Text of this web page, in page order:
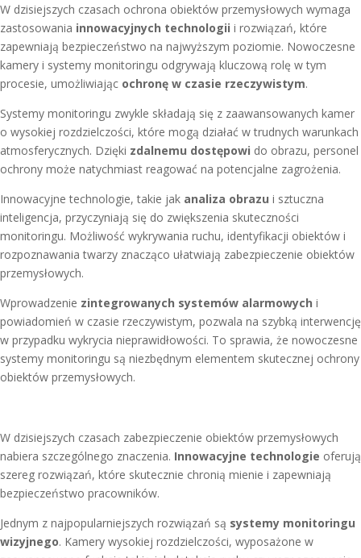
W dzisiejszych czasach ochrona obiektów przemysłowych wymaga
zastosowania innowacyjnych technologii i rozwiązań, które
zapewniają bezpieczeństwo na najwyższym poziomie. Nowoczesne
kamery i systemy monitoringu odgrywają kluczową rolę w tym
procesie, umożliwiając ochronę w czasie rzeczywistym.
Systemy monitoringu zwykle składają się z zaawansowanych kamer
o wysokiej rozdzielczości, które mogą działać w trudnych warunkach
atmosferycznych. Dzięki zdalnemu dostępowi do obrazu, personel
ochrony może natychmiast reagować na potencjalne zagrożenia.
Innowacyjne technologie, takie jak analiza obrazu i sztuczna
inteligencja, przyczyniają się do zwiększenia skuteczności
monitoringu. Możliwość wykrywania ruchu, identyfikacji obiektów i
rozpoznawania twarzy znacząco ułatwiają zabezpieczenie obiektów
przemysłowych.
Wprowadzenie zintegrowanych systemów alarmowych i
powiadomień w czasie rzeczywistym, pozwala na szybką interwencję
w przypadku wykrycia nieprawidłowości. To sprawia, że nowoczesne
systemy monitoringu są niezbędnym elementem skutecznej ochrony
obiektów przemysłowych.
W dzisiejszych czasach zabezpieczenie obiektów przemysłowych
nabiera szczególnego znaczenia. Innowacyjne technologie oferują
szereg rozwiązań, które skutecznie chronią mienie i zapewniają
bezpieczeństwo pracowników.
Jednym z najpopularniejszych rozwiązań są systemy monitoringu
wizyjnego. Kamery wysokiej rozdzielczości, wyposażone w